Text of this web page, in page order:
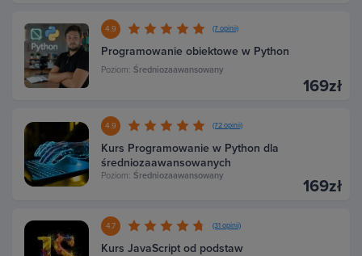
4.9 (7 opinii)
Programowanie obiektowe w Python
Poziom: Średniozaawansowany
169zł
4.9 (72 opinii)
Kurs Programowanie w Python dla
średniozaawansowanych
Poziom: Średniozaawansowany
169zł
4.7 (31 opinii)
Kurs JavaScript od podstaw